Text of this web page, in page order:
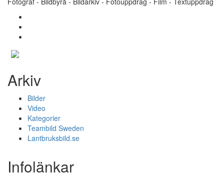
Arkiv
Bilder
Video
Kategorier
Teambild Sweden
Lantbruksbild.se
Infolänkar